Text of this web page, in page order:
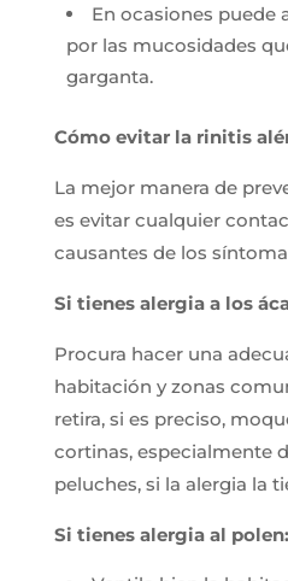
En ocasiones puede
por las mucosidades
garganta.
Cómo evitar la rinitis
La mejor manera de
es evitar cualquier
causantes de los
Si tienes alergia a los
Procura hacer una
habitación y zonas
retira, si es preciso,
cortinas, especialmente
peluches, si la alergia la
Si tienes alergia al polen: